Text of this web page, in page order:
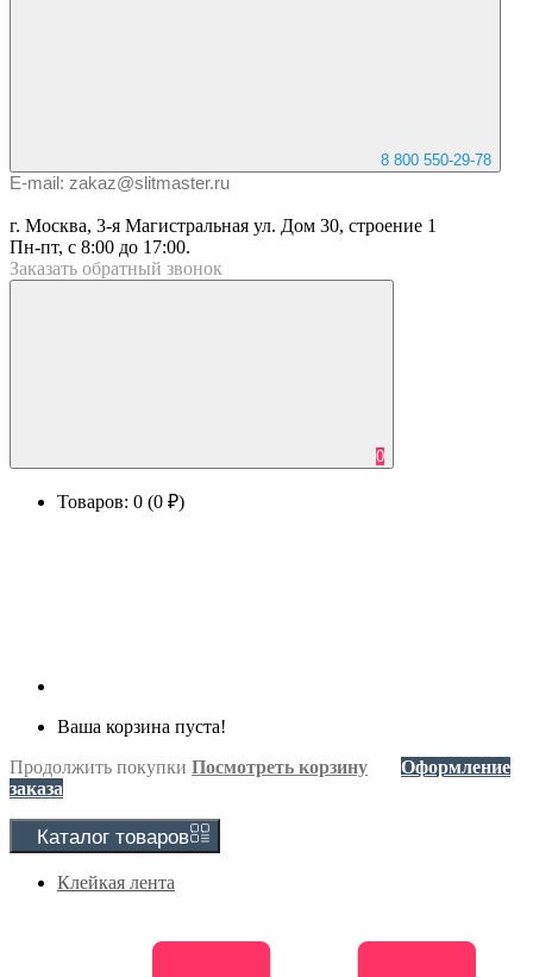
8 800 550-29-78
E-mail: zakaz@slitmaster.ru
г. Москва, 3-я Магистральная ул. Дом 30, строение 1
Пн-пт, с 8:00 до 17:00.
Заказать обратный звонок
0
Товаров: 0 (0 ₽)
Ваша корзина пуста!
Продолжить покупки Посмотреть корзину
Оформление
заказа
Каталог товаров
Клейкая лента